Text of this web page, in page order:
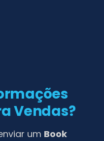
Vendas?
um Book